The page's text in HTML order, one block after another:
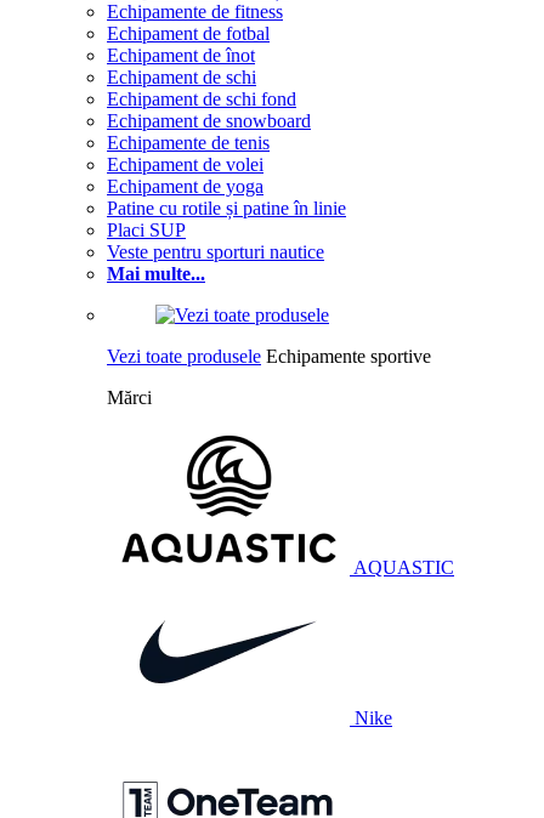
Echipamente de fitness
Echipament de fotbal
Echipament de înot
Echipament de schi
Echipament de schi fond
Echipament de snowboard
Echipamente de tenis
Echipament de volei
Echipament de yoga
Patine cu rotile și patine în linie
Placi SUP
Veste pentru sporturi nautice
Mai multe...
Vezi toate produsele Echipamente sportive
Mărci
AQUASTIC
Nike